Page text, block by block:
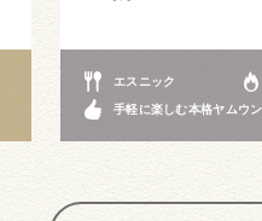
エスニック
手軽に楽しむ本格ヤムウン